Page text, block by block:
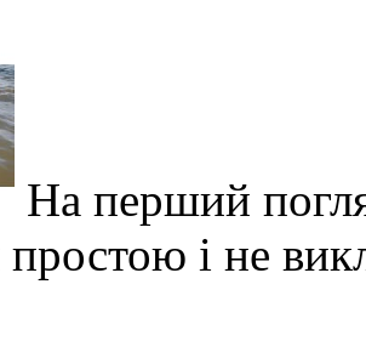
На перший
простою і не